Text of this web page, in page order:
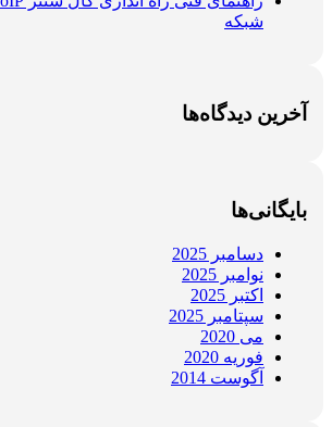
شبکه
آخرین دیدگاه‌ها
بایگانی‌ها
دسامبر 2025
نوامبر 2025
اکتبر 2025
سپتامبر 2025
می 2020
فوریه 2020
آگوست 2014